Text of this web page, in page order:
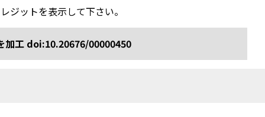
ジットを表示して下さい。
加工 doi:10.20676/00000450